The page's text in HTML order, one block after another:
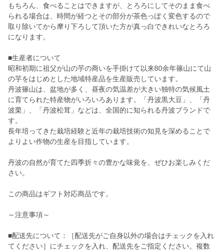
もちろん、食べることはできますが、とろろにしてそのまま食べ
られる場合は、時間が経つとその部分が茶色っぽく変色するので
取り除いてから摩り下ろして頂いた方が真っ白できれいなとろろ
になります。
■生産者について
昭和初期に祖父が山の芋の商いを手掛けて以来80余年篠山にて山
の芋をはじめとした地域特産品を生産販売しています。
丹波篠山は、盆地が多く、昼夜の気温差が大きい独特の気候風土
に育てられた特産物がいろいろあります。「丹波黒大豆」、「丹
波栗」、「丹波松茸」などは、全国的に知られる丹波ブランドで
す。
長年培ってきた栽培経験と近年の栽培技術の知見を深めることで
よりよい作物の生産を目指しています。
丹波の自然が育てた四季折々の豊かな味覚を、ぜひお楽しみくだ
さい。
この商品はギフト対応商品です。
～注意事項～
■配送先について：［配送先がご自身以外の場合はチェックを入れ
てください］にチェックを入れ、配送先をご指定ください。複数